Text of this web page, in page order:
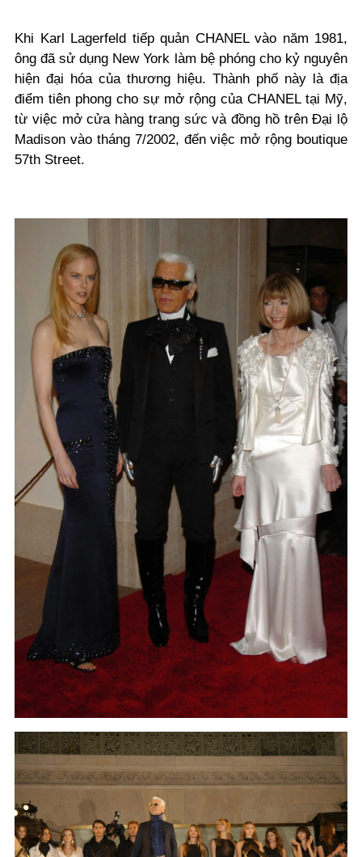
Khi Karl Lagerfeld tiếp quản CHANEL vào năm 1981,
ông đã sử dụng New York làm bệ phóng cho kỷ nguyên
hiện đại hóa của thương hiệu. Thành phố này là địa
điểm tiên phong cho sự mở rộng của CHANEL tại Mỹ,
từ việc mở cửa hàng trang sức và đồng hồ trên Đại lộ
Madison vào tháng 7/2002, đến việc mở rộng boutique
57th Street.